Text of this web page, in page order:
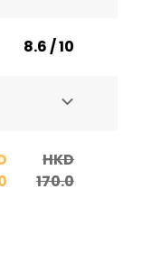
8.6 / 10
HKD
170.0